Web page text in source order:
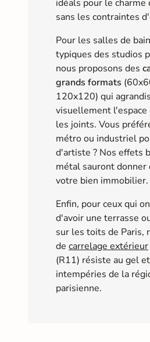
idéals pour le charme
sans les contraintes
Pour les salles de
typiques des studios
nous proposons des
grands formats
120x120) qui
visuellement
les joints. Vous
métro ou industriel
d'artiste ? Nos effets
métal sauront donner
votre bien immobilier.
Enfin, pour ceux qui
d'avoir une terrasse
sur les toits de Paris,
de carrelage extérieur
(R11) résiste au gel
intempéries de la
parisienne.